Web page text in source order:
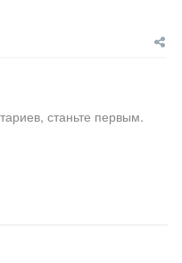
станьте первым.